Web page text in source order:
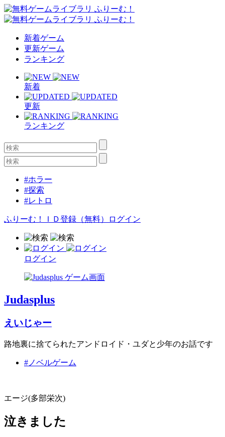
新着ゲーム
更新ゲーム
ランキング
新着
更新
ランキング
#ホラー
#探索
#レトロ
ふりーむ！ＩＤ登録（無料） ログイン
ログイン
Judasplus
えいじゃー
路地裏に捨てられたアンドロイド・ユダと少年のお話です
#ノベルゲーム
エージ(多部栄次)
泣きました